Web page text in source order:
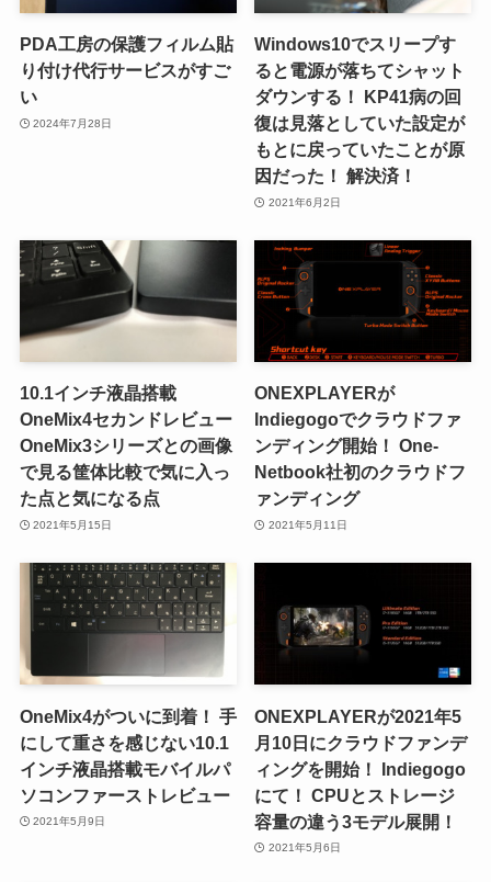
PDA工房の保護フィルム貼
り付け代行サービスがすご
い
2024年7月28日
Windows10でスリープす
ると電源が落ちてシャット
ダウンする！ KP41病の回
復は見落としていた設定が
もとに戻っていたことが原
因だった！ 解決済！
2021年6月2日
10.1インチ液晶搭載
OneMix4セカンドレビュー
OneMix3シリーズとの画像
で見る筐体比較で気に入っ
た点と気になる点
2021年5月15日
ONEXPLAYERが
Indiegogoでクラウドファ
ンディング開始！ One-
Netbook社初のクラウドフ
ァンディング
2021年5月11日
OneMix4がついに到着！ 手
にして重さを感じない10.1
インチ液晶搭載モバイルパ
ソコンファーストレビュー
2021年5月9日
ONEXPLAYERが2021年5
月10日にクラウドファンデ
ィングを開始！ Indiegogo
にて！ CPUとストレージ
容量の違う3モデル展開！
2021年5月6日